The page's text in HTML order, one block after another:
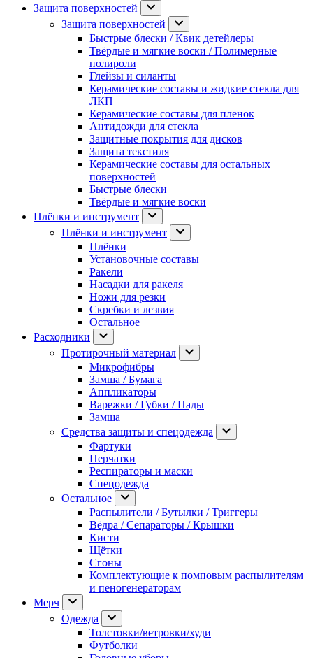
Защита поверхностей
Защита поверхностей
Быстрые блески / Квик детейлеры
Твёрдые и мягкие воски / Полимерные
полироли
Глейзы и силанты
Керамические составы и жидкие стекла для
ЛКП
Керамические составы для пленок
Антидожди для стекла
Защитные покрытия для дисков
Защита текстиля
Керамические составы для остальных
поверхностей
Быстрые блески
Твёрдые и мягкие воски
Плёнки и инструмент
Плёнки и инструмент
Плёнки
Установочные составы
Ракели
Насадки для ракеля
Ножи для резки
Скребки и лезвия
Остальное
Расходники
Протирочный материал
Микрофибры
Замша / Бумага
Аппликаторы
Варежки / Губки / Пады
Замша
Средства защиты и спецодежда
Фартуки
Перчатки
Респираторы и маски
Спецодежда
Остальное
Распылители / Бутылки / Триггеры
Вёдра / Сепараторы / Крышки
Кисти
Щётки
Сгоны
Комплектующие к помповым распылителям
и пеногенераторам
Мерч
Одежда
Толстовки/ветровки/худи
Футболки